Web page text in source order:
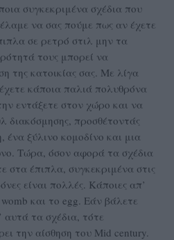
συγκεκριμένα σχέδια που
να σας πούμε πως αν έχετε
σε ρετρό στιλ μην τα
τους μπορεί να
της κατοικίας σας. Με λίγα
κάποια παλιά πολυθρόνα
εντάξετε στον χώρο και να
διακόσμησης, προσθέτοντάς
ένα ξύλινο κομοδίνο και μια
Τώρα, όσον αφορά τα σχέδια
στα έπιπλα, συγκεκριμένα στις
είναι πολλές. Κάποιες απ’
και το egg. Εάν βάλετε
τα σχέδια, τότε
την αίσθηση του Mid century.